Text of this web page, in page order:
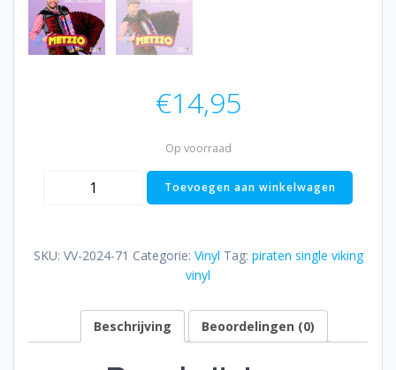
€14,95
Op voorraad
,
Man
Het
Bos
Toevoegen aan winkelwagen
SKU: VV-2024-71 Categorie: Vinyl Tag: piraten single viking
vinyl
Beschrijving Beoordelingen (0)